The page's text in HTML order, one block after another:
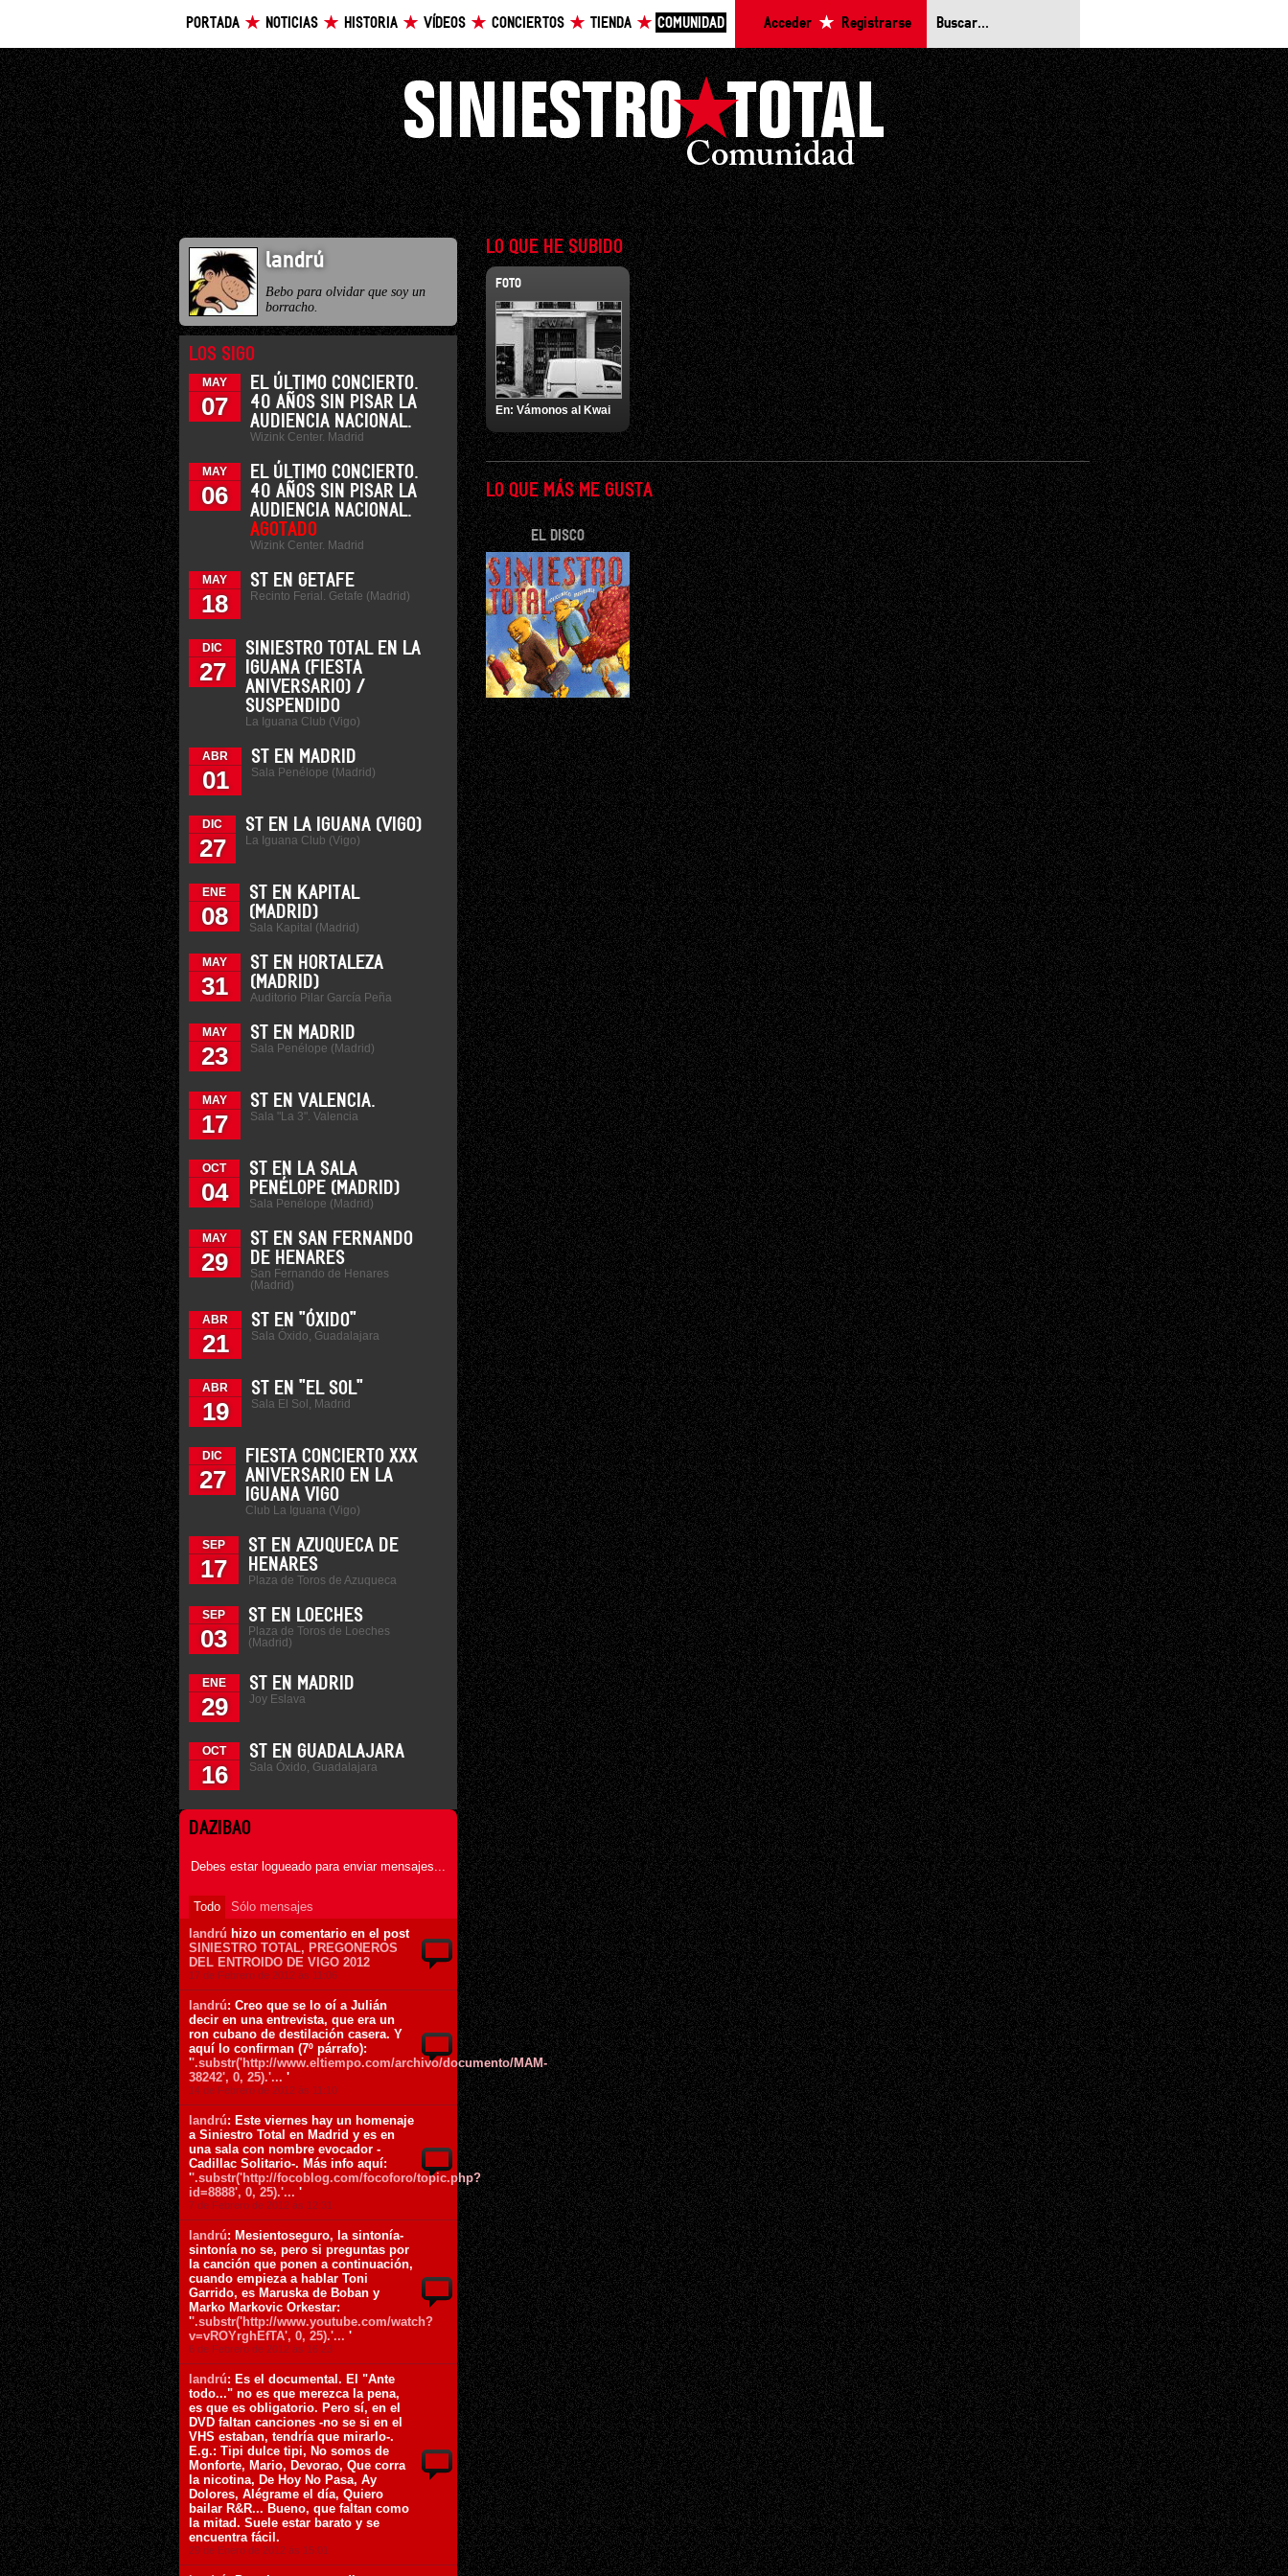
PORTADA NOTICIAS HISTORIA VÍDEOS CONCIERTOS TIENDA COMUNIDAD Acceder Registrarse
landrú
Bebo para olvidar que soy un
borracho.
LOS SIGO
MAY
07
EL ÚLTIMO CONCIERTO.
40 AÑOS SIN PISAR LA
AUDIENCIA NACIONAL.
Wizink Center. Madrid
MAY
06
EL ÚLTIMO CONCIERTO.
40 AÑOS SIN PISAR LA
AUDIENCIA NACIONAL.
AGOTADO
Wizink Center. Madrid
MAY
18
ST EN GETAFE
Recinto Ferial. Getafe (Madrid)
DIC
27
SINIESTRO TOTAL EN LA
IGUANA (FIESTA
ANIVERSARIO) /
SUSPENDIDO
La Iguana Club (Vigo)
ABR
01
ST EN MADRID
Sala Penélope (Madrid)
DIC
27
ST EN LA IGUANA (VIGO)
La Iguana Club (Vigo)
ENE
08
ST EN KAPITAL
(MADRID)
Sala Kapital (Madrid)
MAY
31
ST EN HORTALEZA
(MADRID)
Auditorio Pilar García Peña
MAY
23
ST EN MADRID
Sala Penélope (Madrid)
MAY
17
ST EN VALENCIA.
Sala "La 3". Valencia
OCT
04
ST EN LA SALA
PENÉLOPE (MADRID)
Sala Penélope (Madrid)
MAY
29
ST EN SAN FERNANDO
DE HENARES
San Fernando de Henares
(Madrid)
ABR
21
ST EN "ÓXIDO"
Sala Óxido, Guadalajara
ABR
19
ST EN "EL SOL"
Sala El Sol, Madrid
DIC
27
FIESTA CONCIERTO XXX
ANIVERSARIO EN LA
IGUANA VIGO
Club La Iguana (Vigo)
SEP
17
ST EN AZUQUECA DE
HENARES
Plaza de Toros de Azuqueca
SEP
03
ST EN LOECHES
Plaza de Toros de Loeches
(Madrid)
ENE
29
ST EN MADRID
Joy Eslava
OCT
16
ST EN GUADALAJARA
Sala Óxido, Guadalajara
DAZIBAO
Debes estar logueado para enviar mensajes...
Todo
Sólo mensajes
landrú hizo un comentario en el post
SINIESTRO TOTAL, PREGONEROS
DEL ENTROIDO DE VIGO 2012
17 de Febrero de 2012 ás 11:06
landrú: Creo que se lo oí a Julián
decir en una entrevista, que era un
ron cubano de destilación casera. Y
aquí lo confirman (7º párrafo):
''.substr('http://www.eltiempo.com/archivo/documento/MAM-
38242', 0, 25).'... '
14 de Febrero de 2012 ás 11:10
landrú: Este viernes hay un homenaje
a Siniestro Total en Madrid y es en
una sala con nombre evocador -
Cadillac Solitario-. Más info aquí:
''.substr('http://focoblog.com/focoforo/topic.php?
id=8888', 0, 25).'... '
7 de Febrero de 2012 ás 12:31
landrú: Mesientoseguro, la sintonía-
sintonía no se, pero si preguntas por
la canción que ponen a continuación,
cuando empieza a hablar Toni
Garrido, es Maruska de Boban y
Marko Markovic Orkestar:
''.substr('http://www.youtube.com/watch?
v=vROYrghEfTA', 0, 25).'... '
6 de Febrero de 2012 ás 16:23
landrú: Es el documental. El "Ante
todo..." no es que merezca la pena,
es que es obligatorio. Pero sí, en el
DVD faltan canciones -no se si en el
VHS estaban, tendría que mirarlo-.
E.g.: Tipi dulce tipi, No somos de
Monforte, Mario, Devorao, Que corra
la nicotina, De Hoy No Pasa, Ay
Dolores, Alégrame el día, Quiero
bailar R&R... Bueno, que faltan como
la mitad. Suele estar barato y se
encuentra fácil.
29 de Enero de 2012 ás 15:01
LO QUE HE SUBIDO
FOTO
En: Vámonos al Kwai
LO QUE MÁS ME GUSTA
EL DISCO